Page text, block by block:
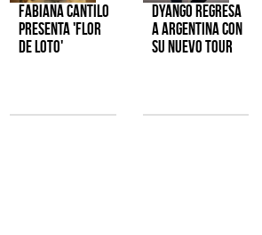
Fabiana Cantilo
presenta 'Flor
de Loto'
Dyango regresa
a Argentina con
su nuevo tour